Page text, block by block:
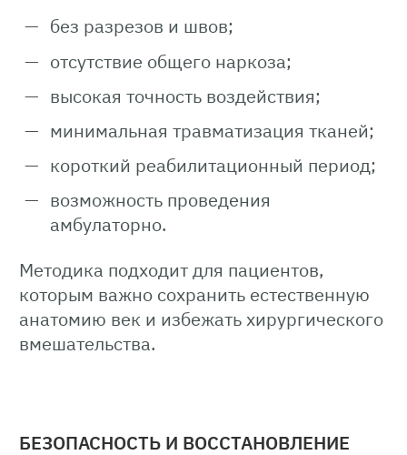
без разрезов и швов;
отсутствие общего наркоза;
высокая точность воздействия;
минимальная травматизация тканей;
короткий реабилитационный период;
возможность проведения
амбулаторно.
Методика подходит для пациентов,
которым важно сохранить естественную
анатомию век и избежать хирургического
вмешательства.
БЕЗОПАСНОСТЬ И ВОССТАНОВЛЕНИЕ